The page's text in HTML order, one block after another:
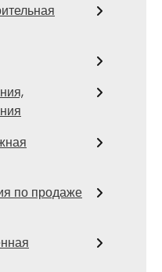
по продаже